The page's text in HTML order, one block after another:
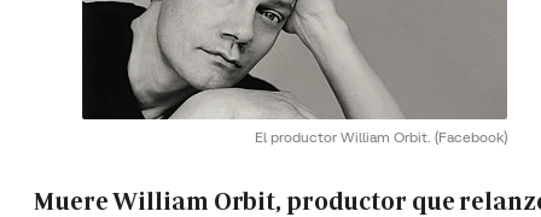
El productor William Orbit. (Facebook)
Muere William Orbit, productor que